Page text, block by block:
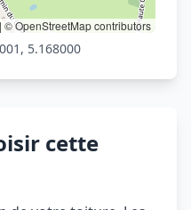
| © OpenStreetMap contributors
5.168000
cette